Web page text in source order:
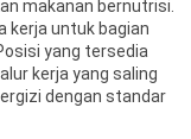
makanan bernutrisi.
kerja untuk bagian
yang tersedia
kerja yang saling
dengan standar